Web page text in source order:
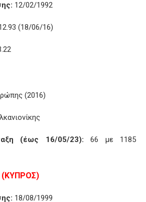
12/02/1992
(18/06/16)
(2016)
(έως 16/05/23): 66 με 1185
(ΚΥΠΡΟΣ)
18/08/1999